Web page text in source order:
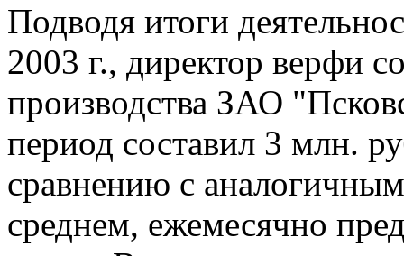
Подводя итоги
2003 г., директор верфи
производства ЗАО
период составил 3 млн.
сравнению с
среднем, ежемесячно